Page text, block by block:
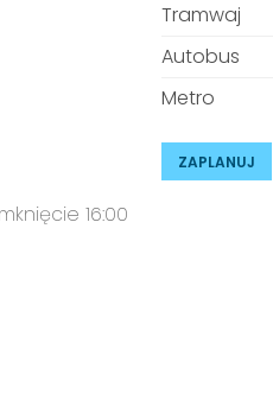
16:00
Tramwaj
Autobus
Metro
ZAPLANUJ